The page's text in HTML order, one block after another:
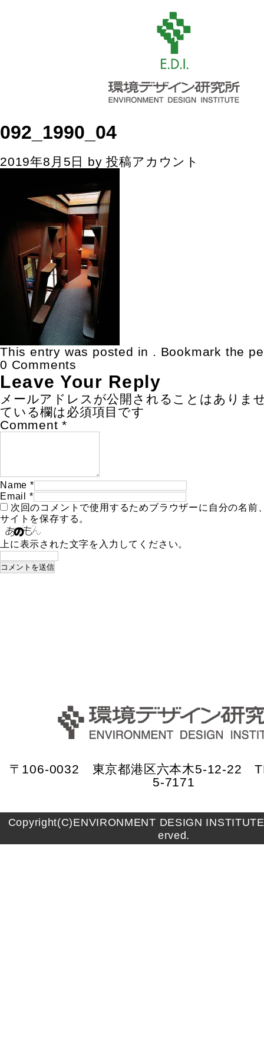
092_1990_04
2019年8月5日 by投稿アカウント
This entry was posted in . Bookmark the
0 Comments
Leave Your Reply
メールアドレスが公開されることはありま
ている欄は必須項目です
Comment *
Name *
Email
*
次回のコメントで使用するためブラウザーに自分の名前
サイトを保存する。
上に表示された文字を入力してください。
〒106-0032 東京都港区六本木5-12-22
5-7171
Copyright(C)ENVIRONMENT DESIGN
erved.